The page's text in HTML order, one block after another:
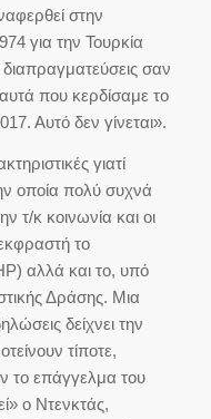
στην
για την Τουρκία
σαν
που κερδίσαμε το
Αυτό δεν γίνεται».
γιατί
οποία πολύ συχνά
τ/κ κοινωνία και οι
το
αλλά και το, υπό
Δράσης. Μια
δείχνει την
τίποτε,
το επάγγελμα του
ο Ντενκτάς,